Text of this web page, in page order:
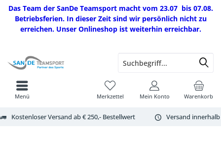
Das Team der SanDe Teamsport macht vom 23.07 bis 07.08.
Betriebsferien. In dieser Zeit sind wir persönlich nicht zu
erreichen. Unser Onlineshop ist weiterhin erreichbar.
Kostenloser Versand ab € 250,- Bestellwert Versand
Warenkorb
Merkzettel Mein Konto
Menü